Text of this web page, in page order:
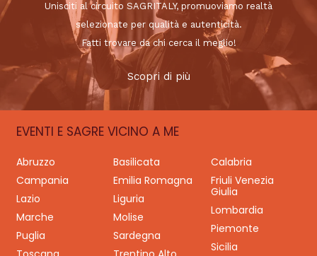
Unisciti al circuito SAGRITALY, promuoviamo realtà
selezionate per qualità e autenticità.
Fatti trovare da chi cerca il meglio!
Scopri di più
EVENTI E SAGRE VICINO A ME
Abruzzo Basilicata
Calabria
Campania
Emilia Romagna
Friuli Venezia
Giulia
Lazio
Liguria
Lombardia
Marche
Molise
Piemonte
Puglia
Sardegna
Sicilia